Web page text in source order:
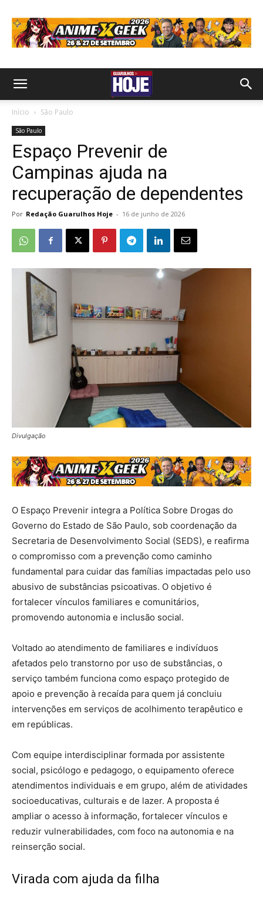
Início São Paulo
São Paulo
Espaço Prevenir de
Campinas ajuda na
recuperação de dependentes
Por Redação Guarulhos Hoje - 16 de junho de 2026
Divulgação
O Espaço Prevenir integra a Política Sobre Drogas do
Governo do Estado de São Paulo, sob coordenação da
Secretaria de Desenvolvimento Social (SEDS), e reafirma
o compromisso com a prevenção como caminho
fundamental para cuidar das famílias impactadas pelo uso
abusivo de substâncias psicoativas. O objetivo é
fortalecer vínculos familiares e comunitários,
promovendo autonomia e inclusão social.
Voltado ao atendimento de familiares e indivíduos
afetados pelo transtorno por uso de substâncias, o
serviço também funciona como espaço protegido de
apoio e prevenção à recaída para quem já concluiu
intervenções em serviços de acolhimento terapêutico e
em repúblicas.
Com equipe interdisciplinar formada por assistente
social, psicólogo e pedagogo, o equipamento oferece
atendimentos individuais e em grupo, além de atividades
socioeducativas, culturais e de lazer. A proposta é
ampliar o acesso à informação, fortalecer vínculos e
reduzir vulnerabilidades, com foco na autonomia e na
reinserção social.
Virada com ajuda da filha